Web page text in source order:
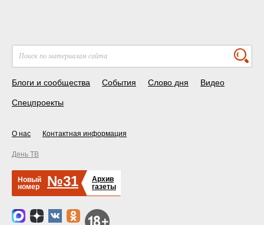
Блоги и сообщества События Слово дня Видео
Спецпроекты
О нас Контактная информация
День ТВ
Новый
номер
№31
Архив
газеты